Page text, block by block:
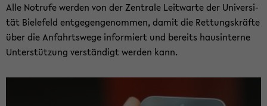
Alle Not­ru­fe wer­den von der Zen­tra­le Leit­war­te der Uni­ver­si­
tät Bie­le­feld ent­ge­gen­ge­nom­men, damit die Ret­tungs­kräf­te
über die An­fahrts­we­ge in­for­miert und be­reits haus­in­ter­ne
Un­ter­stüt­zung ver­stän­digt wer­den kann.